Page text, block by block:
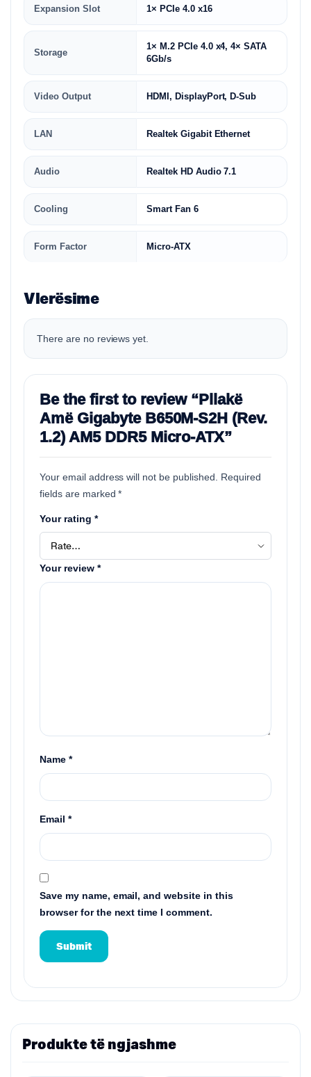
Expansion Slot 1× PCIe 4.0 x16
Storage
1× M.2 PCIe 4.0 x4, 4× SATA
6Gb/s
Video Output HDMI, DisplayPort, D-Sub
LAN Realtek Gigabit Ethernet
Audio Realtek HD Audio 7.1
Cooling Smart Fan 6
Form Factor Micro-ATX
Vlerësime
There are no reviews yet.
Be the first to review “Pllakë
Amë Gigabyte B650M-S2H (Rev.
1.2) AM5 DDR5 Micro-ATX”
Your email address will not be published.
Required
fields are marked*
Your rating *
Your review *
Name *
Email *
Save my name, email, and website in this
browser for the next time I comment.
Produkte të ngjashme